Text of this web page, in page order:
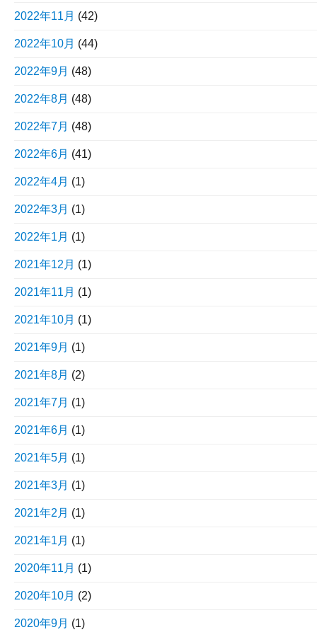
2022年11月 (42)
2022年10月 (44)
2022年9月 (48)
2022年8月 (48)
2022年7月 (48)
2022年6月 (41)
2022年4月 (1)
2022年3月 (1)
2022年1月 (1)
2021年12月 (1)
2021年11月 (1)
2021年10月 (1)
2021年9月 (1)
2021年8月 (2)
2021年7月 (1)
2021年6月 (1)
2021年5月 (1)
2021年3月 (1)
2021年2月 (1)
2021年1月 (1)
2020年11月 (1)
2020年10月 (2)
2020年9月 (1)